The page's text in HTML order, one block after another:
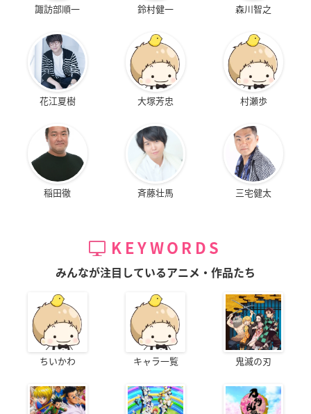
諏訪部順一 鈴村健一 森川智之
花江夏樹 大塚芳忠 村瀬歩
稲田徹 斉藤壮馬 三宅健太
KEYWORDS
みんなが注目しているアニメ・作品たち
ちいかわ キャラ一覧 鬼滅の刃